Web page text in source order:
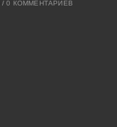
/ 0 КОММЕНТАРИЕВ